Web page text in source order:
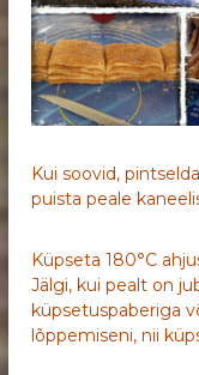
Kui soovid,
puista peale
Küpseta 180°C
Jälgi, kui pealt on
küpsetuspaberiga
lõppemiseni, nii